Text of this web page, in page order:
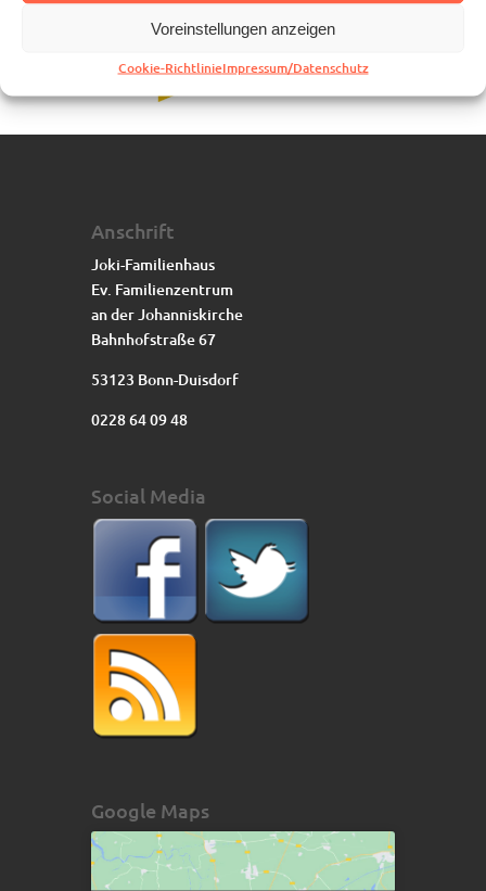
Voreinstellungen anzeigen
Cookie-RichtlinieImpressum/Datenschutz
Anschrift
Joki-Familienhaus
Ev. Familienzentrum
an der Johanniskirche
Bahnhofstraße 67
53123 Bonn-Duisdorf
0228 64 09 48
Social Media
Google Maps